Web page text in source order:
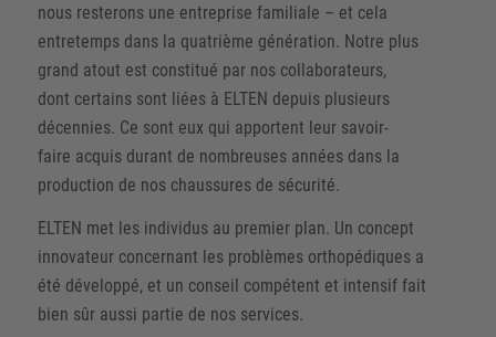
nous resterons une entreprise familiale – et cela
entretemps dans la quatrième génération. Notre plus
grand atout est constitué par nos collaborateurs,
dont certains sont liées à ELTEN depuis plusieurs
décennies. Ce sont eux qui apportent leur savoir-
faire acquis durant de nombreuses années dans la
production de nos chaussures de sécurité.
ELTEN met les individus au premier plan. Un concept
innovateur concernant les problèmes orthopédiques a
été développé, et un conseil compétent et intensif fait
bien sûr aussi partie de nos services.